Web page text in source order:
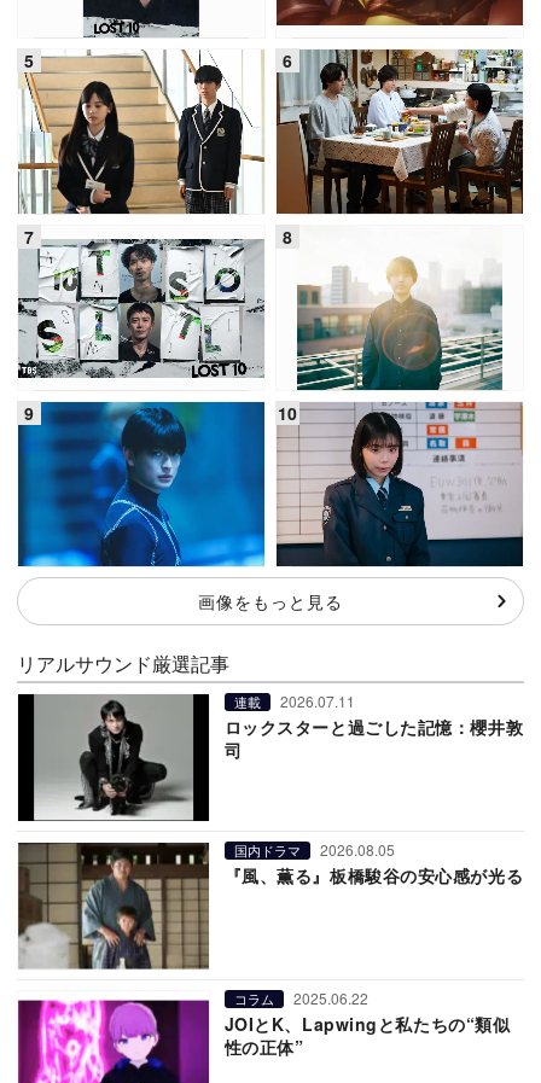
画像をもっと見る
リアルサウンド厳選記事
連載 2026.07.11
ロックスターと過ごした記憶：櫻井敦
司
国内ドラマ 2026.08.05
『風、薫る』板橋駿谷の安心感が光る
コラム 2025.06.22
JOIとK、Lapwingと私たちの“類似
性の正体”